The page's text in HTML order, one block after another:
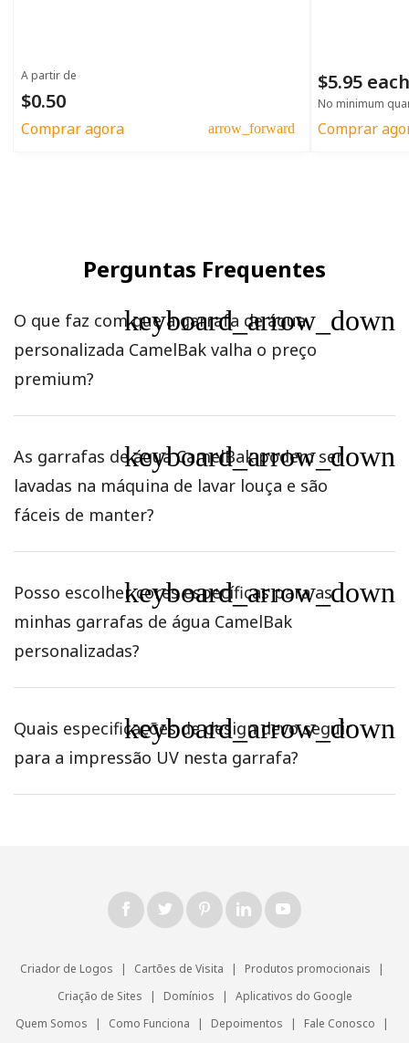
A partir de
$0.50
Comprar agora arrow_forward
$5.95 each
No minimum
Comprar
Perguntas Frequentes
O que faz com que a garrafa de água
personalizada CamelBak valha o preço
premium?
keyboard_arrow_down
As garrafas de água CamelBak podem ser
lavadas na máquina de lavar louça e são
fáceis de manter?
keyboard_arrow_down
Posso escolher cores específicas para as
minhas garrafas de água CamelBak
personalizadas?
keyboard_arrow_down
Quais especificações de design devo seguir
para a impressão UV nesta garrafa?
keyboard_arrow_down
Criador de Logos | Cartões de Visita | Produtos promocionais
|
Criação de Sites
| Domínios |
Aplicativos do Google
Quem Somos
| Como Funciona | Depoimentos | Fale Conosco |